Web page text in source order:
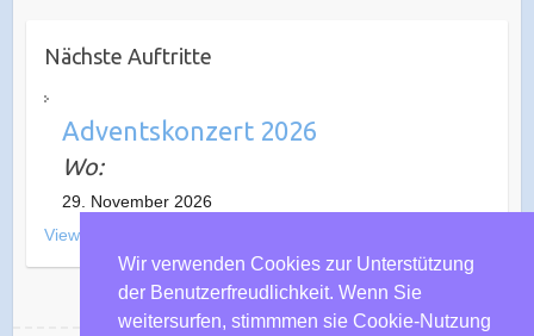
Nächste Auftritte
Adventskonzert 2026
Wo:
29. November 2026
View All Events
Wir verwenden Cookies zur Unterstützung
der Benutzerfreudlichkeit. Wenn Sie
weitersurfen, stimmmen sie Cookie-Nutzung